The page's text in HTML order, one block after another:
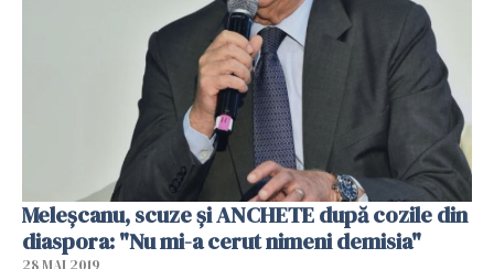
Meleşcanu, scuze şi ANCHETE după cozile din
diaspora: "Nu mi-a cerut nimeni demisia"
28 MAI 2019